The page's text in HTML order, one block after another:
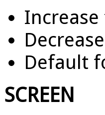
Default
SCREEN